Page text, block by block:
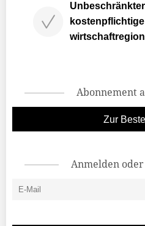
Abonnement
Zur
Anmelden